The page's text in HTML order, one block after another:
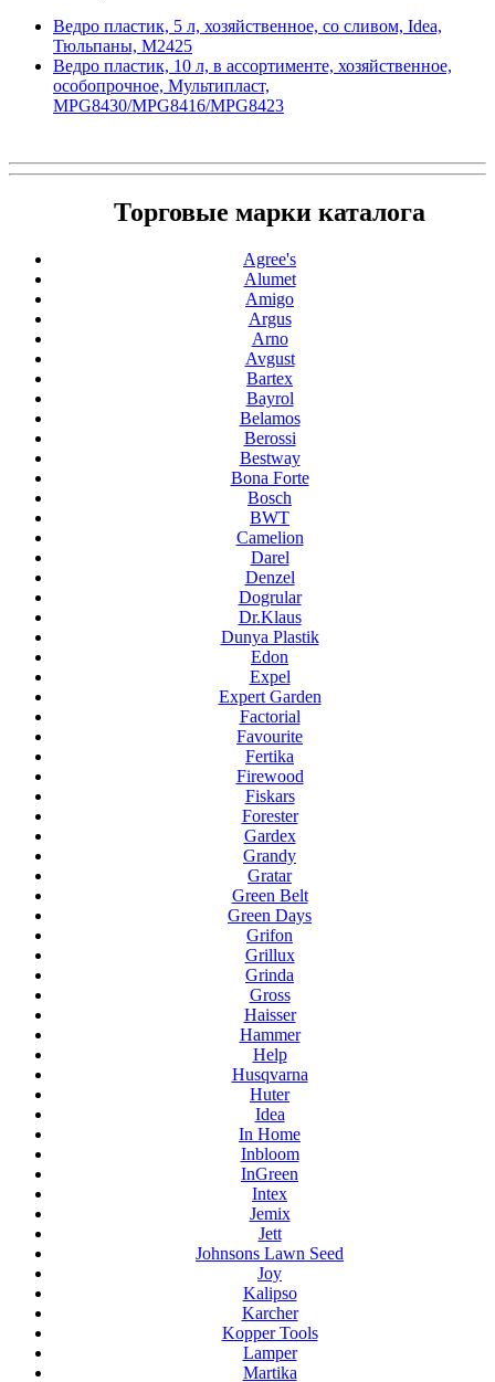
Ведро пластик, 5 л, хозяйственное, со сливом, Idea,
Тюльпаны, М2425
Ведро пластик, 10 л, в ассортименте, хозяйственное,
особопрочное, Мультипласт,
MPG8430/MPG8416/MPG8423
Торговые марки каталога
Agree's
Alumet
Amigo
Argus
Arno
Avgust
Bartex
Bayrol
Belamos
Berossi
Bestway
Bona Forte
Bosch
BWT
Camelion
Darel
Denzel
Dogrular
Dr.Klaus
Dunya Plastik
Edon
Expel
Expert Garden
Factorial
Favourite
Fertika
Firewood
Fiskars
Forester
Gardex
Grandy
Gratar
Green Belt
Green Days
Grifon
Grillux
Grinda
Gross
Haisser
Hammer
Help
Husqvarna
Huter
Idea
In Home
Inbloom
InGreen
Intex
Jemix
Jett
Johnsons Lawn Seed
Joy
Kalipso
Karcher
Kopper Tools
Lamper
Martika